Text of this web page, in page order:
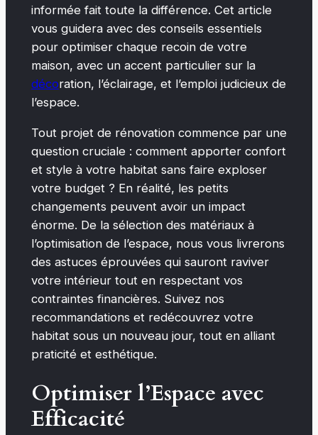
informée fait toute la différence. Cet article
vous guidera avec des conseils essentiels
pour optimiser chaque recoin de votre
maison, avec un accent particulier sur la
décoration, l’éclairage, et l’emploi judicieux de
l’espace.
Tout projet de rénovation commence par une
question cruciale : comment apporter confort
et style à votre habitat sans faire exploser
votre budget ? En réalité, les petits
changements peuvent avoir un impact
énorme. De la sélection des matériaux à
l’optimisation de l’espace, nous vous livrerons
des astuces éprouvées qui sauront raviver
votre intérieur tout en respectant vos
contraintes financières. Suivez nos
recommandations et redécouvrez votre
habitat sous un nouveau jour, tout en alliant
praticité et esthétique.
Optimiser l’Espace avec
Efficacité